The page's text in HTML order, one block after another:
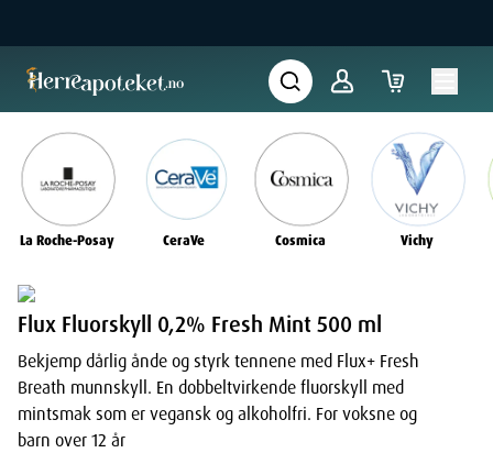
La Roche-Posay CeraVe Cosmica Vichy
Flux Fluorskyll 0,2% Fresh Mint 500 ml
Bekjemp dårlig ånde og styrk tennene med Flux+ Fresh
Breath munnskyll. En dobbeltvirkende fluorskyll med
mintsmak som er vegansk og alkoholfri. For voksne og
barn over 12 år